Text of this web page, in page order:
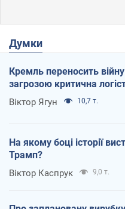
Думки
Кремль переносить
загрозою критична
Віктор Ягун 10,7 т.
На якому боці історії
Трамп?
Віктор Каспрук 9,0 т.